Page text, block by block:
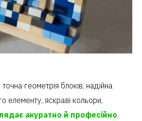
точна геометрія блоків, надійна
елементу, яскраві кольори,
акуратно й професійно.